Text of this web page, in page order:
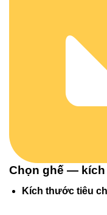
Chọn ghế —
Kích thước tiêu